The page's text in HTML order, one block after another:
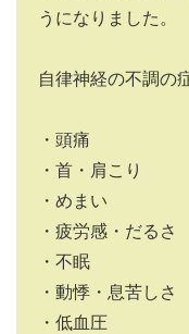
うになりました。
自律神経の不調の
・頭痛
・首・肩こり
・めまい
・疲労感・だるさ
・不眠
・動悸・息苦しさ
・低血圧